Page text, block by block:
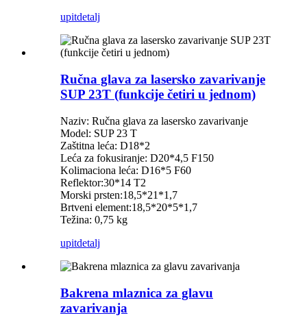
upitdetalj
Ručna glava za lasersko zavarivanje
SUP 23T (funkcije četiri u jednom)
Naziv: Ručna glava za lasersko zavarivanje
Model: SUP 23 T
Zaštitna leća: D18*2
Leća za fokusiranje: D20*4,5 F150
Kolimaciona leća: D16*5 F60
Reflektor:30*14 T2
Morski prsten:18,5*21*1,7
Brtveni element:18,5*20*5*1,7
Težina: 0,75 kg
upitdetalj
Bakrena mlaznica za glavu
zavarivanja